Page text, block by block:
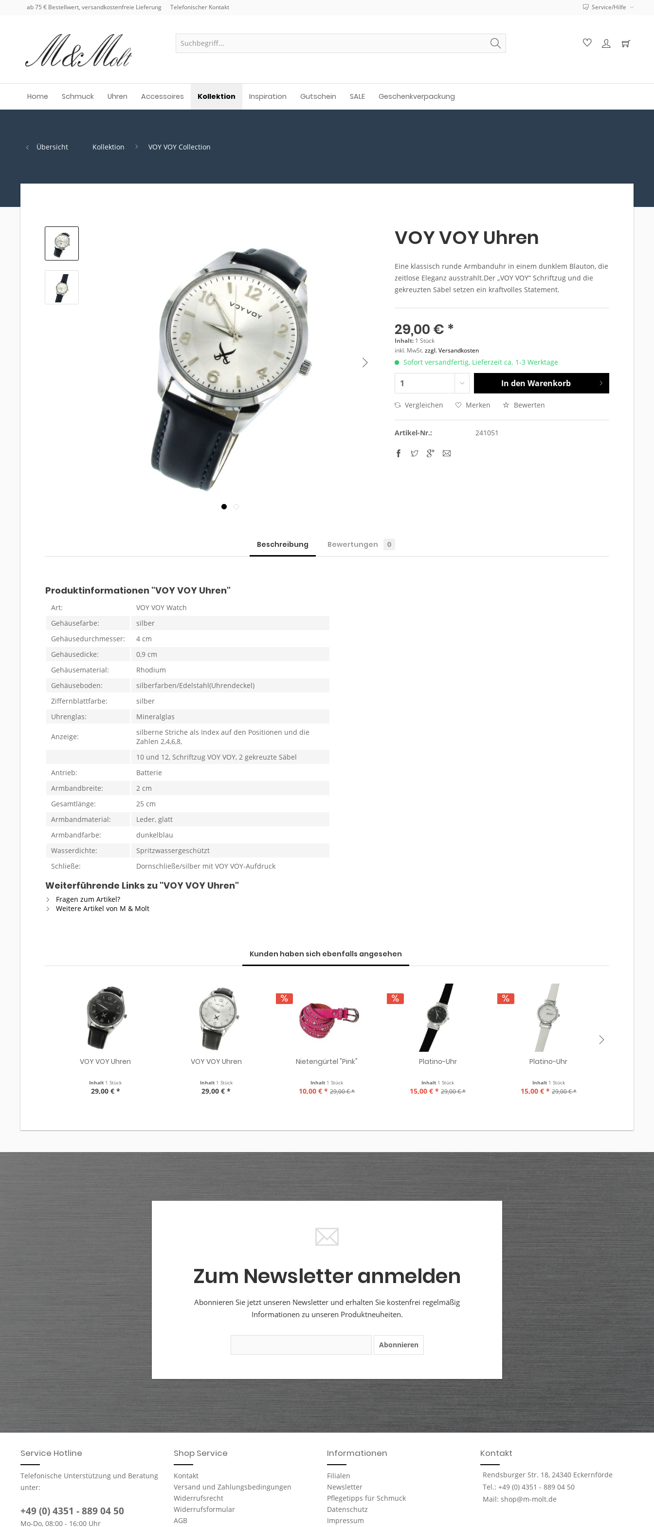
ab 75 € Bestellwert, versandkostenfreie Lieferung Telefonischer Kontakt Service/Hilfe
Home Schmuck Uhren Accessoires Kollektion Inspiration Gutschein SALE Geschenkverpackung
Übersicht Kollektion VOY VOY Collection
VOY VOY Uhren
Eine klassisch runde Armbanduhr in einem dunklem Blauton, die
zeitlose Eleganz ausstrahlt.Der „VOY VOY“ Schriftzug und die
gekreuzten Säbel setzen ein kraftvolles Statement.
29,00 € *
Inhalt: 1 Stück
inkl. MwSt.zzgl. Versandkosten
Sofort versandfertig, Lieferzeit ca. 1-3 Werktage
In den Warenkorb
Vergleichen Merken Bewerten
Artikel-Nr.: 241051
Beschreibung Bewertungen 0
Produktinformationen "VOY VOY Uhren"
Art:
VOY VOY Watch
Gehäusefarbe:
silber
Gehäusedurchmesser:
4 cm
Gehäusedicke:
0,9 cm
Gehäusematerial:
Rhodium
Gehäuseboden:
silberfarben/Edelstahl(Uhrendeckel)
Ziffernblattfarbe:
silber
Uhrenglas:
Mineralglas
Anzeige:
silberne Striche als Index auf den Positionen und die
Zahlen 2,4,6,8,
10 und 12, Schriftzug VOY VOY, 2 gekreuzte Säbel
Antrieb:
Batterie
Armbandbreite:
2 cm
Gesamtlänge:
25 cm
Armbandmaterial:
Leder, glatt
Armbandfarbe:
dunkelblau
Wasserdichte:
Spritzwassergeschützt
Schließe:
Dornschließe/silber mit VOY VOY-Aufdruck
Weiterführende Links zu "VOY VOY Uhren"
Fragen zum Artikel?
Weitere Artikel von M & Molt
Kunden haben sich ebenfalls angesehen
VOY VOY Uhren
Inhalt 1 Stück
29,00 € *
VOY VOY Uhren
Inhalt 1 Stück
29,00 € *
Nietengürtel "Pink"
Inhalt 1 Stück
10,00 € * 29,00 € *
Platino-Uhr
Inhalt 1 Stück
15,00 € * 29,00 € *
Platino-Uhr
Inhalt 1 Stück
15,00 € * 29,00 € *
Zum Newsletter anmelden
Abonnieren Sie jetzt unseren Newsletter und erhalten Sie kostenfrei regelmäßig
Informationen zu unseren Produktneuheiten.
Abonnieren
Service Hotline
Telefonische Unterstützung und Beratung
unter:
+49 (0) 4351 - 889 04 50
Mo-Do, 08:00 - 16:00 Uhr
Shop Service
Kontakt
Versand und Zahlungsbedingungen
Widerrufsrecht
Widerrufsformular
AGB
Informationen
Filialen
Newsletter
Pflegetipps für Schmuck
Datenschutz
Impressum
Kontakt
Rendsburger Str. 18, 24340 Eckernförde
Tel.: +49 (0) 4351 - 889 04 50
Mail: shop@m-molt.de